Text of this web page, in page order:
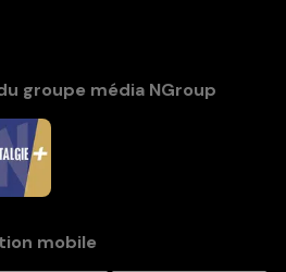
groupe média NGroup
mobile